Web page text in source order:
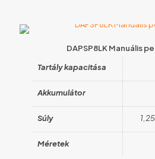
DAPSP8LK Manuális
Tartály kapacitása
Akkumulátor
Súly
Méretek